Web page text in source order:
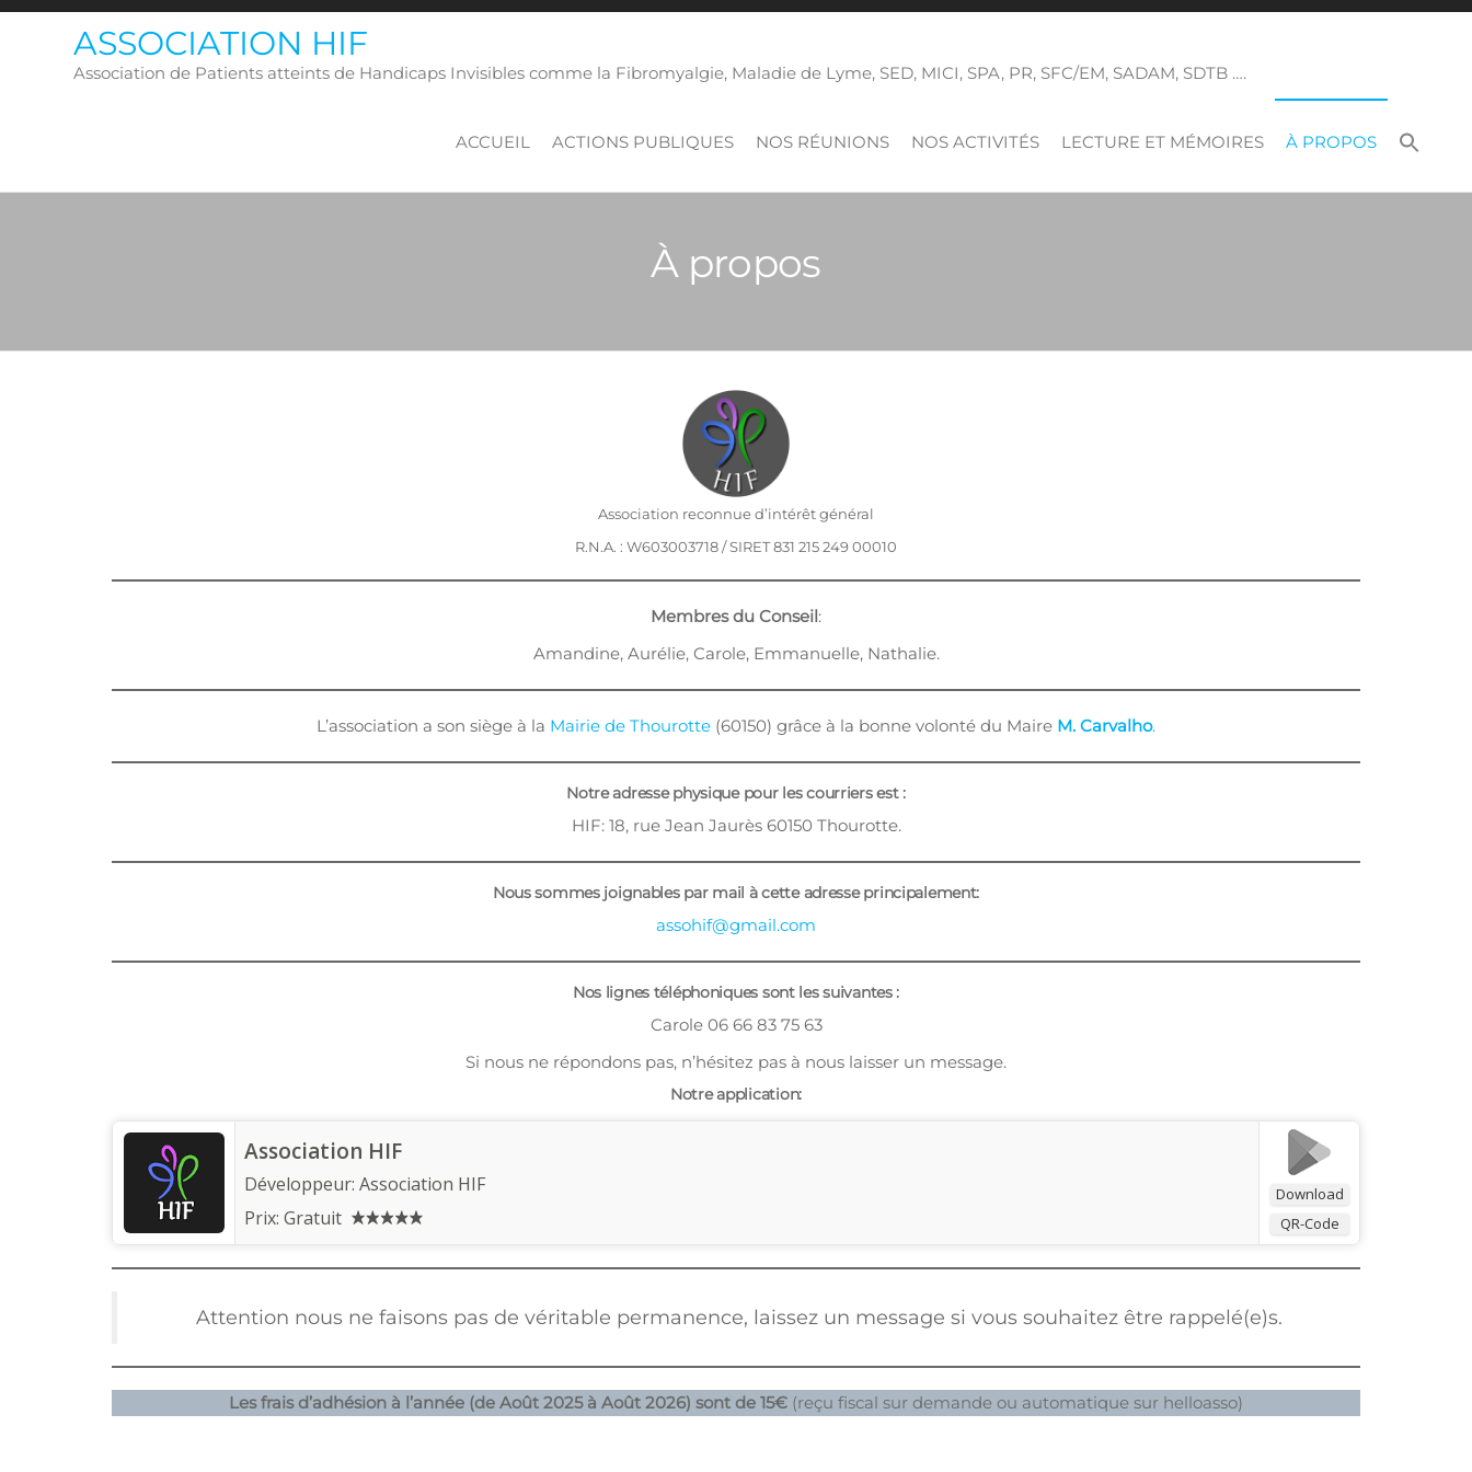
Skip
ASSOCIATION HIF
Association de Patients atteints de Handicaps Invisibles comme la Fibromyalgie, Maladie de Lyme, SED, MICI, SPA, PR, SFC/EM, SADAM, SDTB ….
ACCUEIL ACTIONS PUBLIQUES NOS RÉUNIONS NOS ACTIVITÉS LECTURE ET MÉMOIRES À PROPOS
À propos
Association reconnue d’intérêt général
R.N.A. : W603003718 / SIRET 831 215 249 00010
Membres du Conseil:
Amandine, Aurélie, Carole, Emmanuelle, Nathalie.
L’association a son siège à la Mairie de Thourotte (60150) grâce à la bonne volonté du Maire M. Carvalho.
Notre adresse physique pour les courriers est :
HIF: 18, rue Jean Jaurès 60150 Thourotte.
Nous sommes joignables par mail à cette adresse principalement:
assohif@gmail.com
Nos lignes téléphoniques sont les suivantes :
Carole 06 66 83 75 63
Si nous ne répondons pas, n’hésitez pas à nous laisser un message.
Notre application:
Download
QR-Code
Association HIF
Développeur: Association HIF
Prix: Gratuit
Attention nous ne faisons pas de véritable permanence, laissez un message si vous souhaitez être rappelé(e)s.
Les frais d’adhésion à l’année (de Août 2025 à Août 2026) sont de 15€ (reçu fiscal sur demande ou automatique sur helloasso)